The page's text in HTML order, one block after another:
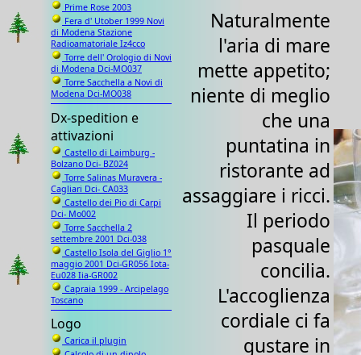
Prime Rose 2003
Fera d' Utober 1999 Novi
di Modena Stazione
Radioamatoriale Iz4cco
Torre dell' Orologio di Novi
di Modena Dci-MO037
Torre Sacchella a Novi di
Modena Dci-MO038
Dx-spedition e
attivazioni
Castello di Laimburg -
Bolzano Dci- BZ024
Torre Salinas Muravera -
Cagliari Dci- CA033
Castello dei Pio di Carpi
Dci- Mo002
Torre Sacchella 2
settembre 2001 Dci-038
Castello Isola del Giglio 1°
maggio 2001 Dci-GR056 Iota-
Eu028 Iia-GR002
Capraia 1999 - Arcipelago
Toscano
Logo
Carica il plugin
Naturalmente
l'aria di mare
mette appetito;
niente di meglio
che una
puntatina in
ristorante ad
assaggiare i ricci.
Il periodo
pasquale
concilia.
L'accoglienza
cordiale ci fa
gustare in